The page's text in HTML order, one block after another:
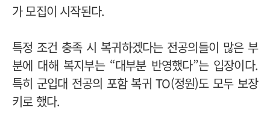
가 모집이 시작된다.
특정 조건 충족 시 복귀하겠다는 전공의들이 많은 부
분에 대해 복지부는 “대부분 반영했다”는 입장이다.
특히 군입대 전공의 포함 복귀 TO(정원)도 모두 보장
키로 했다.